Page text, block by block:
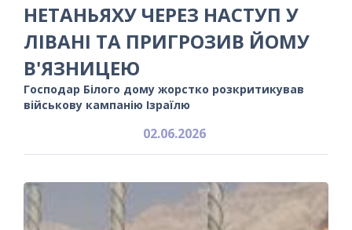
НЕТАНЬЯХУ ЧЕРЕЗ НАСТУП У
ЛІВАНІ ТА ПРИГРОЗИВ ЙОМУ
В'ЯЗНИЦЕЮ
Господар Білого дому жорстко розкритикував
військову кампанію Ізраїлю
02.06.2026